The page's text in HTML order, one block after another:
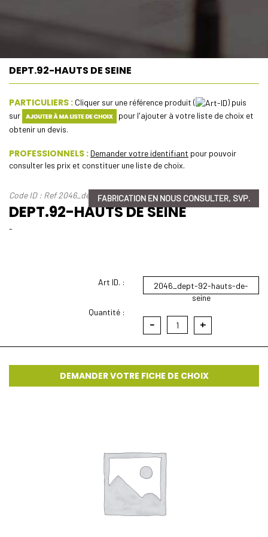
DEPT.92-HAUTS DE SEINE
PARTICULIERS : Cliquer sur une référence produit (
) puis
sur
pour l'ajouter à votre liste de choix et
obtenir un devis.
PROFESSIONNELS : Demander votre identifiant pour pouvoir
consulter les prix et constituer une liste de choix.
Code ID : Ref 2046_dept-92-hauts-de-seine
DEPT.92-HAUTS DE SEINE
FABRICATION EN NOUS CONSULTER, SVP.
-
Art ID. :
Quantité :
2046_dept-92-hauts-de-
seine
- 1 +
DEMANDER VOTRE FICHE DE CHOIX